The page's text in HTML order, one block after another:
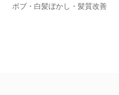
ボブ・白髪ぼかし・髪質改善